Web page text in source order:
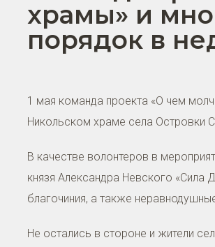
храмы» и
порядок в
1 мая команда проекта «О чем
Никольском храме села Островки
В качестве волонтеров в
князя Александра Невского «Сила
благочиния, а также
Не остались в стороне и жители